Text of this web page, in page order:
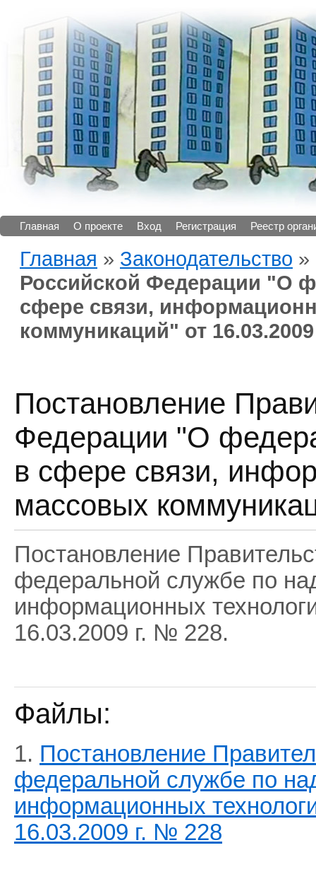
Главная О проекте Вход Регистрация Реестр
Главная » Законодательство »
Российской Федерации "О
сфере связи,
коммуникаций" от
Постановление
Федерации "О
в сфере связи,
массовых
Постановление
федеральной службе по
информационных
16.03.2009 г. № 228.
Файлы:
1. Постановление
федеральной службе по
информационных
16.03.2009 г. № 228